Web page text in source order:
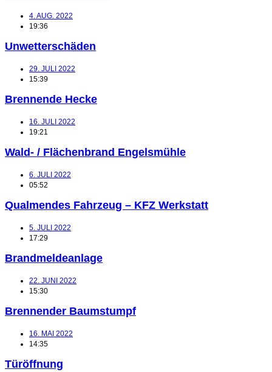
4. AUG. 2022
19:36
Unwetterschäden
29. JULI 2022
15:39
Brennende Hecke
16. JULI 2022
19:21
Wald- / Flächenbrand Engelsmühle
6. JULI 2022
05:52
Qualmendes Fahrzeug – KFZ Werkstatt
5. JULI 2022
17:29
Brandmeldeanlage
22. JUNI 2022
15:30
Brennender Baumstumpf
16. MAI 2022
14:35
Türöffnung